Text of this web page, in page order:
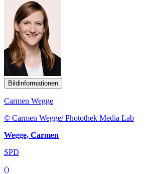
Bildinformationen
Carmen Wegge
© Carmen Wegge/ Photothek Media Lab
Wegge, Carmen
SPD
()